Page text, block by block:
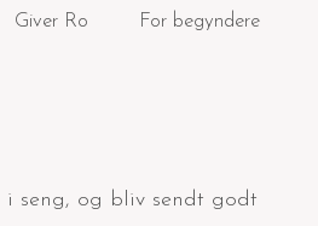
Giver Ro For begyndere
seng, og bliv sendt godt